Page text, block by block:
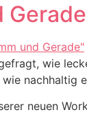
wie
nachhaltig
neuen